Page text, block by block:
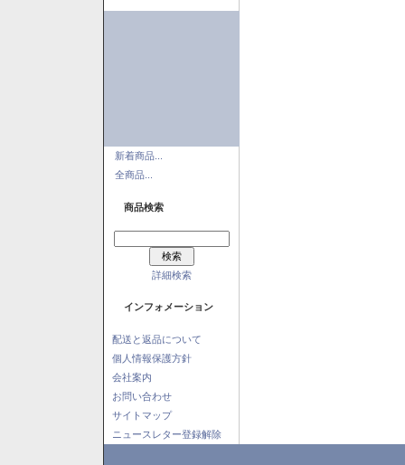
新着商品...
全商品...
商品検索
詳細検索
インフォメーション
配送と返品について
個人情報保護方針
会社案内
お問い合わせ
サイトマップ
ニュースレター登録解除